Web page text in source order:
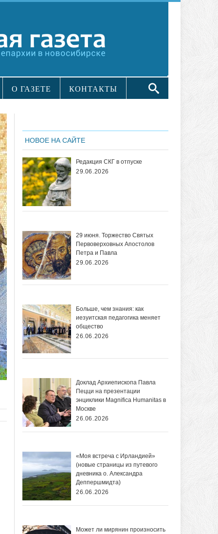
О ГАЗЕТЕ КОНТАКТЫ
НОВОЕ НА САЙТЕ
Редакция СКГ в отпуске
29.06.2026
29 июня. Торжество Святых
Первоверховных Апостолов
Петра и Павла
29.06.2026
Больше, чем знания: как
иезуитская педагогика меняет
общество
26.06.2026
Доклад Архиепископа Павла
Пецци на презентации
энциклики Magnifica Нumanitas в
Москве
26.06.2026
«Моя встреча с Ирландией»
(новые страницы из путевого
дневника о. Александра
Деппершмидта)
26.06.2026
Может ли мирянин произносить